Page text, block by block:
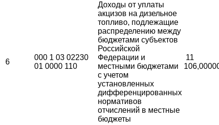
6
000 1 03 02230
01 0000 110
Доходы от уплаты
акцизов на дизельное
топливо, подлежащие
распределению между
бюджетами субъектов
Российской
Федерации и
местными бюджетами
с учетом
установленных
дифференцированных
нормативов
отчислений в местные
бюджеты
11